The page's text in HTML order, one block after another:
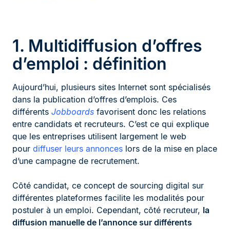
1. Multidiffusion d’offres
d’emploi : définition
Aujourd’hui, plusieurs sites Internet sont spécialisés
dans la publication d’offres d’emplois. Ces
différents Jobboards favorisent donc les relations
entre candidats et recruteurs. C’est ce qui explique
que les entreprises utilisent largement le web
pour diffuser leurs annonces lors de la mise en place
d’une campagne de recrutement.
Côté candidat, ce concept de sourcing digital sur
différentes plateformes facilite les modalités pour
postuler à un emploi. Cependant, côté recruteur, la
diffusion manuelle de l’annonce sur différents